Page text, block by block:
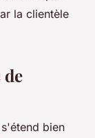
la clientèle
s'étend bien